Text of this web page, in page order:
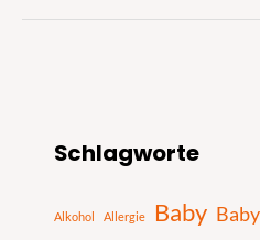
Schlagworte
Alkohol Allergie Baby
u
h